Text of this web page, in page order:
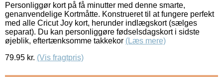
Personliggør kort på få minutter med denne smarte,
genanvendelige Kortmåtte. Konstrueret til at fungere perfekt
med alle Cricut Joy kort, herunder indlægskort (sælges
separat). Du kan personliggøre fødselsdagskort i sidste
øjeblik, eftertænksomme takkekor (Læs mere)
79.95 kr. (Vis fragtpris)